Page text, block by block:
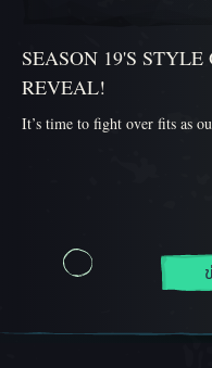
SEASON 19'S
REVEAL!
It’s time to fight over fits as